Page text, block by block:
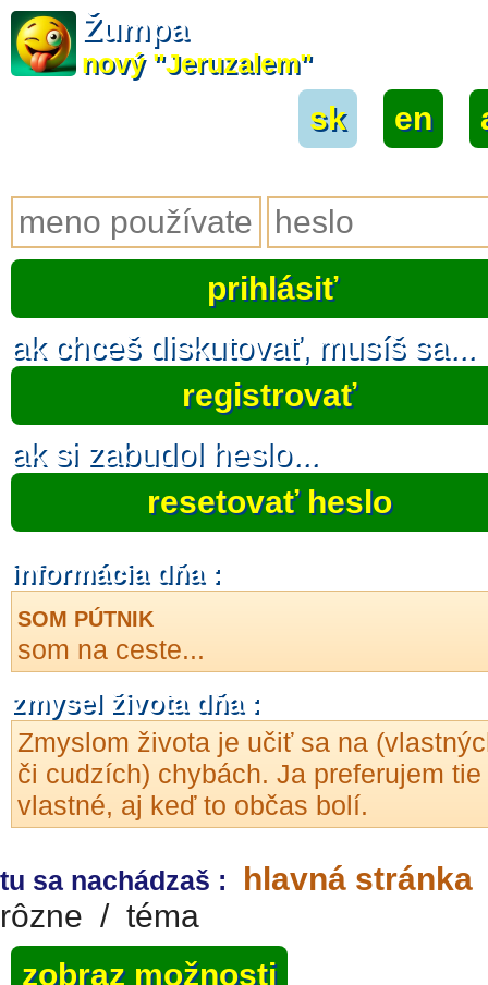
Žumpa
nový "Jeruzalem"
sk en
ak chceš diskutovať, musíš sa...
registrovať
ak si zabudol heslo...
resetovať heslo
informácia dňa :
SOM PÚTNIK
som na ceste...
zmysel života dňa :
Zmyslom života je učiť sa na
či cudzích) chybách. Ja preferujem tie
vlastné, aj keď to občas bolí.
tu sa nachádzaš : hlavná stránka
rôzne / téma
zobraz možnosti